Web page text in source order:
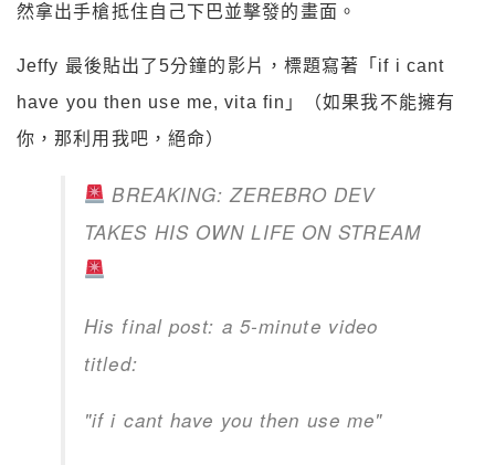
然拿出手槍抵住自己下巴並擊發的畫面。
Jeffy 最後貼出了5分鐘的影片，標題寫著「if i cant
have you then use me, vita fin」（如果我不能擁有
你，那利用我吧，絕命）
BREAKING: ZEREBRO DEV
TAKES HIS OWN LIFE ON STREAM
His final post: a 5-minute video
titled:
"if i cant have you then use me"